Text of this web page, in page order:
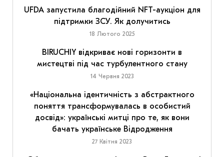
UFDA запустила благодійний NFT-аукціон для
підтримки ЗСУ. Як долучитись
18 Лютого 2025
BIRUCHIY відкриває нові горизонти в
мистецтві під час турбулентного стану
14 Червня 2023
«Національна ідентичність з абстрактного
поняття трансформувалась в особистий
досвід»: українські митці про те, як вони
бачать українське Відродження
27 Квітня 2023